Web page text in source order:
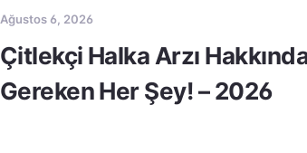
Ağustos 6, 2026
Çitlekçi Halka Arzı
Gereken Her Şey! – 2026